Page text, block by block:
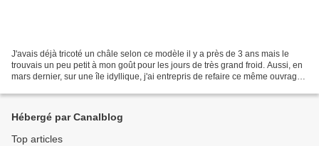
J'avais déjà tricoté un châle selon ce modèle il y a près de 3 ans mais le
trouvais un peu petit à mon goût pour les jours de très grand froid. Aussi, en
mars dernier, sur une île idyllique, j'ai entrepris de refaire ce même ouvrage
Hébergé par Canalblog
Top articles